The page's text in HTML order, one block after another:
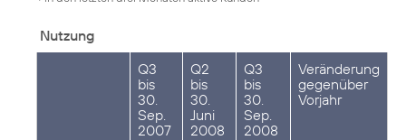
Nutzung
Q3
bis
30.
Sep.
2007
Q2
bis
30.
Juni
2008
Q3
bis
30.
Sep.
2008
Veränderung
gegenüber
Vorjahr